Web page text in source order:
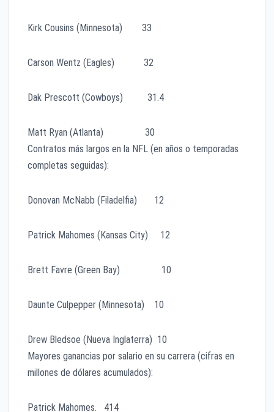
Kirk Cousins (Minnesota) 33
Carson Wentz (Eagles) 32
Dak Prescott (Cowboys) 31.4
Matt Ryan (Atlanta) 30
Contratos más largos en la NFL (en años o temporadas
completas seguidas):
Donovan McNabb (Filadelfia) 12
Patrick Mahomes (Kansas City) 12
Brett Favre (Green Bay) 10
Daunte Culpepper (Minnesota) 10
Drew Bledsoe (Nueva Inglaterra) 10
Mayores ganancias por salario en su carrera (cifras en
millones de dólares acumulados):
Patrick Mahomes. 414